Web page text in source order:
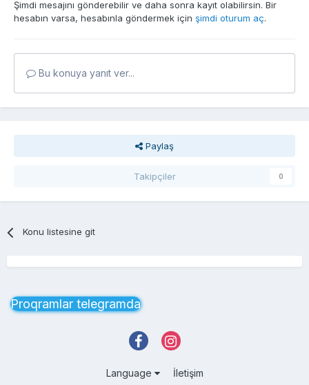
Şimdi mesajını gönderebilir ve daha sonra kayıt olabilirsin. Bir
hesabın varsa, hesabınla göndermek için şimdi oturum aç.
Bu konuya yanıt ver...
Paylaş
Takipçiler 0
Konu listesine git
Proqramlar telegramda
Language İletişim